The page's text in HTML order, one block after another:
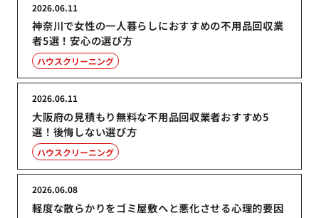
神奈川で女性の一人暮らしにおすすめの不用品回収業
者5選！安心の選び方
2026.06.11
ハウスクリーニング
大阪府の見積もり無料な不用品回収業者おすすめ5
選！後悔しない選び方
2026.06.11
ハウスクリーニング
軽度な散らかりをゴミ屋敷へと悪化させる心理的要因
2026.06.08